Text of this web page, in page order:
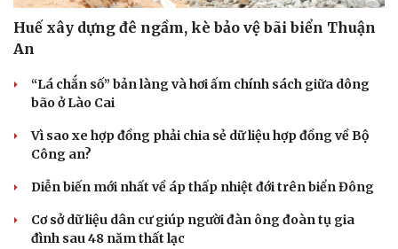
Du lịch
Săn Tour
check-in
Podcast
Đọc truyện đêm khuya
Hạt giống tâm hồn
Huế xây dựng đê ngầm, kè bảo vệ bãi biển Thuận
An
“Lá chắn số” bản làng và hơi ấm chính sách giữa dông
bão ở Lào Cai
Vì sao xe hợp đồng phải chia sẻ dữ liệu hợp đồng về Bộ
Công an?
Diễn biến mới nhất về áp thấp nhiệt đới trên biển Đông
Cơ sở dữ liệu dân cư giúp người đàn ông đoàn tụ gia
đình sau 48 năm thất lạc